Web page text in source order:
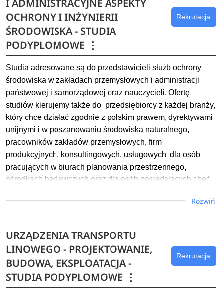
pneumatycznych i hydraulicznych oraz zastosowanie systemów
wizyjnych i serwonapędów w przemyśle.
Dowiedz się więcej
I ADMINISTRACYJNE ASPEKTY
OCHRONY I INŻYNIERII
ŚRODOWISKA - STUDIA
PODYPLOMOWE ⋮
Rekrutacja
Studia adresowane są do przedstawicieli służb ochrony
środowiska w zakładach przemysłowych i administracji
państwowej i samorządowej oraz nauczycieli. Ofertę
studiów kierujemy także do przedsiębiorcy z każdej branży,
który chce działać zgodnie z polskim prawem, dyrektywami
unijnymi i w poszanowaniu środowiska naturalnego,
pracowników zakładów przemysłowych, firm
produkcyjnych, konsultingowych, usługowych, dla osób
pracujących w biurach planowania przestrzennego,
ośrodkach badawczych oraz dla osób posiadających chęć
kwalifikacji lub potrzebujących zmiany swoich kwalifikacji
W programie studiów znajduje się m.in.: monitoring
środowiska, systemy urządzeń ochrony powietrza
atmosferycznego i wody, gospodarka odpadami i recykling,
ocena stanu środowiska przyrodniczego, podstawy
biotechnologii i toksykologii, zastosowanie technik
Rozwiń
URZĄDZENIA TRANSPORTU
LINOWEGO - PROJEKTOWANIE,
BUDOWA, EKSPLOATACJA -
STUDIA PODYPLOMOWE ⋮
Rekrutacja